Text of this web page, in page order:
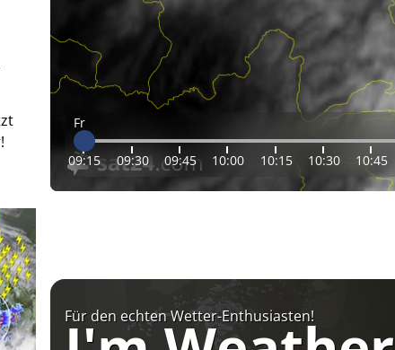
Fr
09:15 09:30 09:45 10:00 10:15 10:30 10:45
Für den echten Wetter-Enthusiasten!